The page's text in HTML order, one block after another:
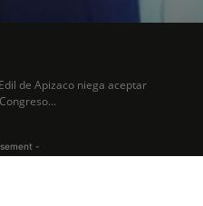
Edil de Apizaco niega aceptar
-